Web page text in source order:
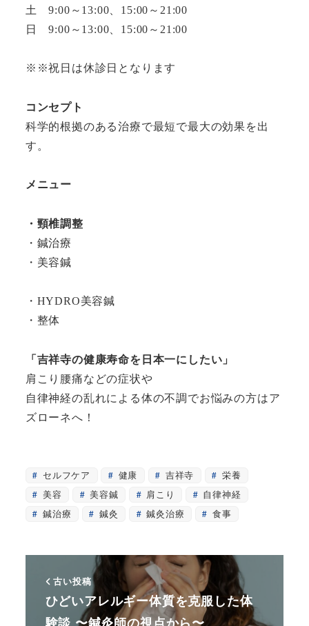
土 9:00～13:00、15:00～21:00
日 9:00～13:00、15:00～21:00
※※祝日は休診日となります
コンセプト
科学的根拠のある治療で最短で最大の効果を出
す。
メニュー
・頸椎調整
・鍼治療
・美容鍼
・HYDRO美容鍼
・整体
「吉祥寺の健康寿命を日本一にしたい」
肩こり腰痛などの症状や
自律神経の乱れによる体の不調でお悩みの方はア
ズローネへ！
セルフケア 健康 吉祥寺
栄養
美容
美容鍼 肩こり
自律神経
鍼治療
鍼灸 鍼灸治療 食事
古い投稿
ひどいアレルギー体質を克服した体